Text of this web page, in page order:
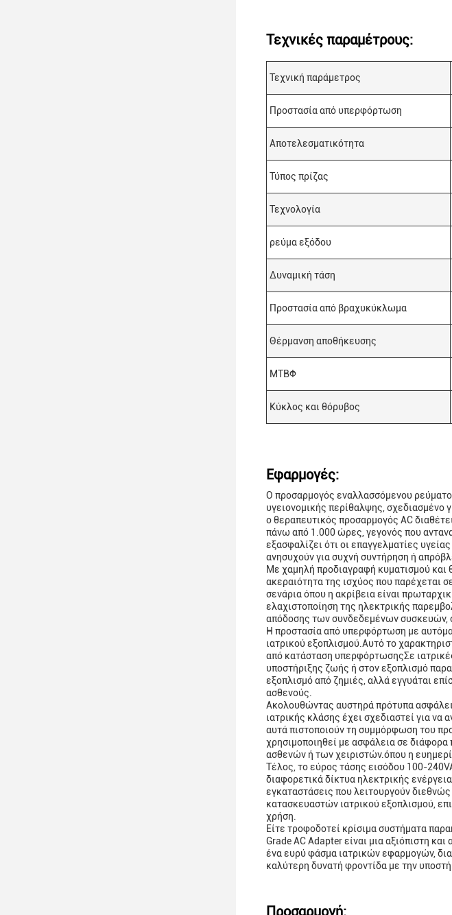
Τεχνικές παραμέτρους:
Τεχνική παράμετρος
Προστασία από υπερφόρτωση
Αποτελεσματικότητα
Τύπος πρίζας
Τεχνολογία
ρεύμα εξόδου
Δυναμική τάση
Προστασία από βραχυκύκλωμα
Θέρμανση αποθήκευσης
ΜΤΒΦ
Κύκλος και θόρυβος
Εφαρμογές:
Ο προσαρμογός εναλλασσόμενου
υγειονομικής περίθαλψης, σχεδιασμένο
ο θεραπευτικός προσαρμογός AC
πάνω από 1.000 ώρες, γεγονός που
εξασφαλίζει ότι οι επαγγελματίες
ανησυχούν για συχνή συντήρηση ή
Με χαμηλή προδιαγραφή κυματισμού
ακεραιότητα της ισχύος που παρέχεται
σενάρια όπου η ακρίβεια είναι
ελαχιστοποίηση της ηλεκτρικής
απόδοσης των συνδεδεμένων συσκευών,
Η προστασία από υπερφόρτωση με
ιατρικού εξοπλισμού.Αυτό το
από κατάσταση υπερφόρτωσηςΣε
υποστήριξης ζωής ή στον εξοπλισμό
εξοπλισμό από ζημιές, αλλά εγγυάται
ασθενούς.
Ακολουθώντας αυστηρά πρότυπα
ιατρικής κλάσης έχει σχεδιαστεί για
αυτά πιστοποιούν τη συμμόρφωση του
χρησιμοποιηθεί με ασφάλεια σε
ασθενών ή των χειριστών.όπου η
Τέλος, το εύρος τάσης εισόδου 100-
διαφορετικά δίκτυα ηλεκτρικής
εγκαταστάσεις που λειτουργούν
κατασκευαστών ιατρικού εξοπλισμού,
χρήση.
Είτε τροφοδοτεί κρίσιμα συστήματα
Grade AC Adapter είναι μια αξιόπιστη
ένα ευρύ φάσμα ιατρικών εφαρμογών,
καλύτερη δυνατή φροντίδα με την
Προσαρμογή: